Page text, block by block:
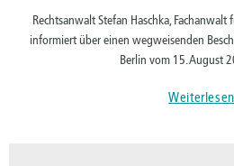
Rechtsanwalt Stefan Haschka,
informiert über einen wegweisenden
Berlin vom 15. August
Weiterlesen